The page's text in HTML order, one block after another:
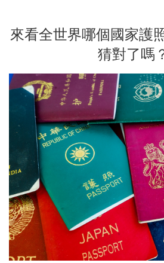
來看全世界哪個國家護
猜對了嗎